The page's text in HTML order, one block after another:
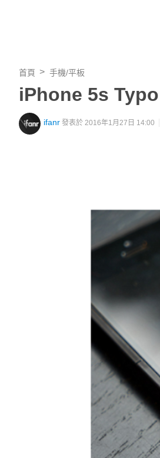
首頁 手機/平板
iPhone 5s
ifanr 發表於 2016年1月27日 14:00